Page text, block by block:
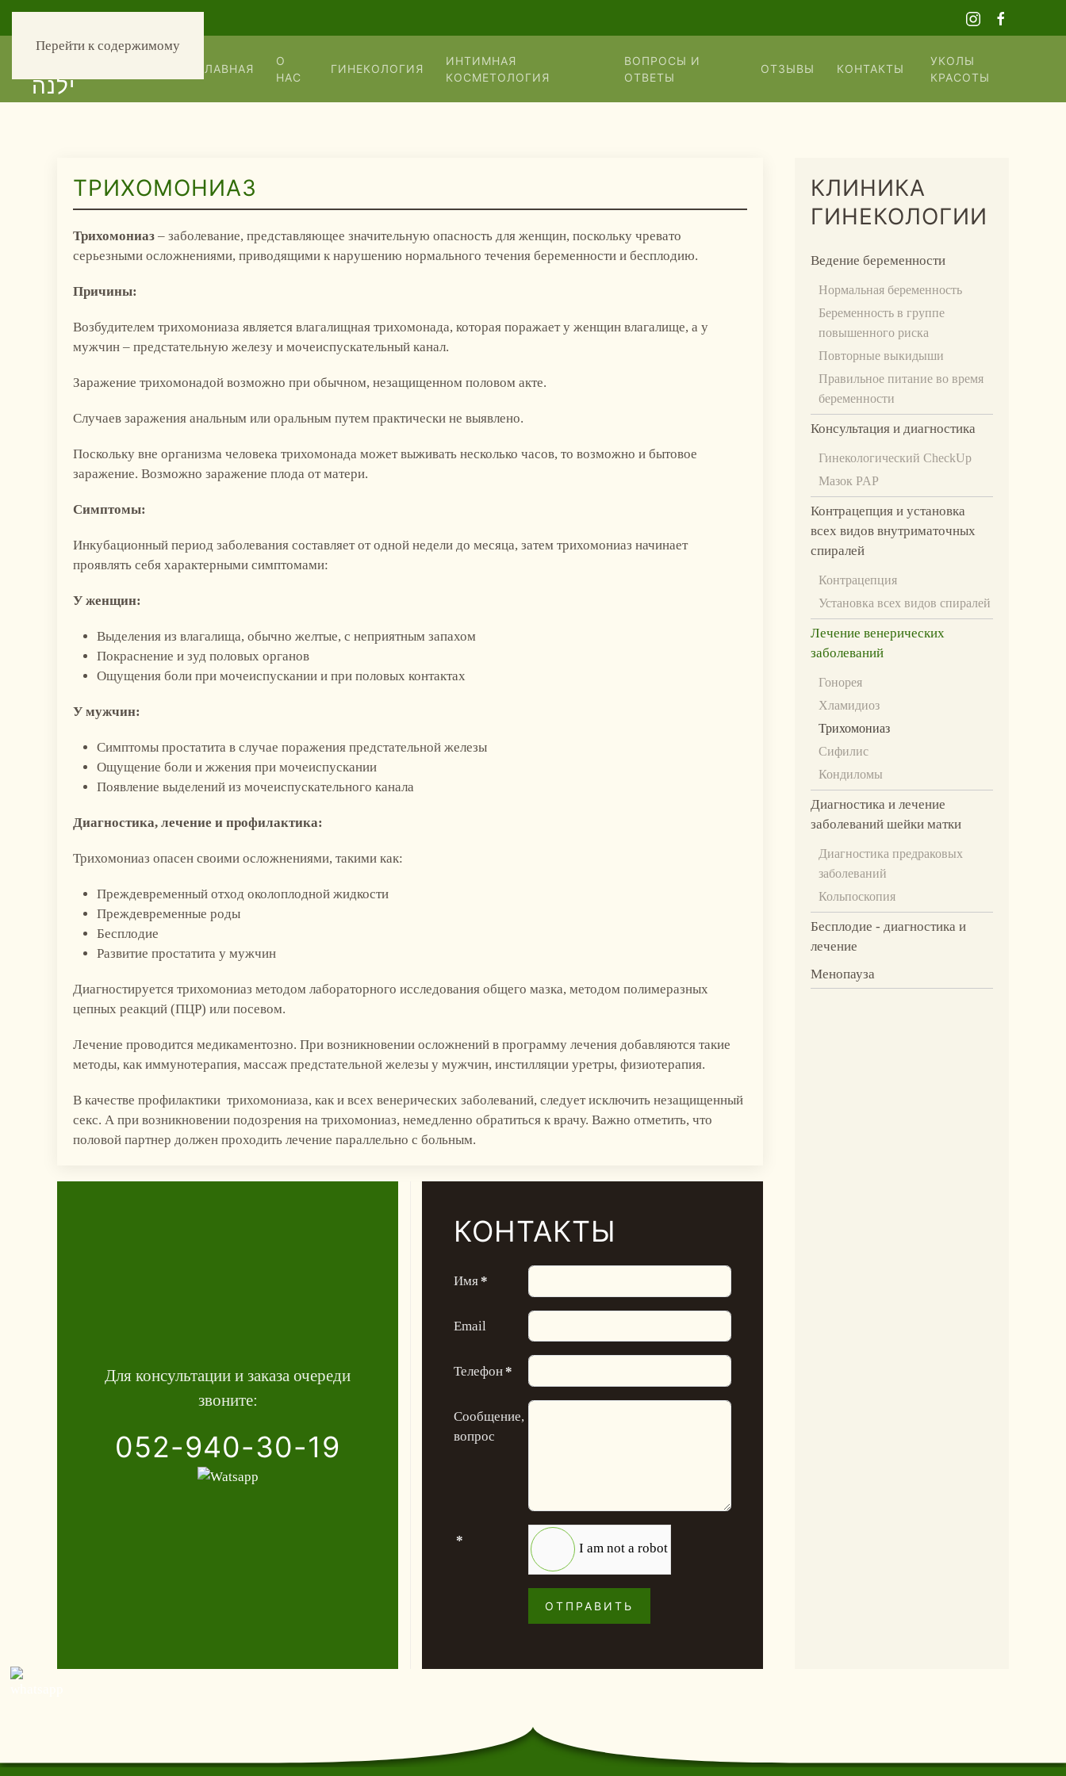
Перейти к содержимому
ГЛАВНАЯ
О
НАС
ГИНЕКОЛОГИЯ
ИНТИМНАЯ
КОСМЕТОЛОГИЯ
ВОПРОСЫ И
ОТВЕТЫ
ОТЗЫВЫ КОНТАКТЫ
УКОЛЫ
КРАСОТЫ
ТРИХОМОНИАЗ
Трихомониаз – заболевание, представляющее значительную опасность для женщин, поскольку чревато
серьезными осложнениями, приводящими к нарушению нормального течения беременности и бесплодию.
Причины:
Возбудителем трихомониаза является влагалищная трихомонада, которая поражает у женщин влагалище, а у
мужчин – предстательную железу и мочеиспускательный канал.
Заражение трихомонадой возможно при обычном, незащищенном половом акте.
Случаев заражения анальным или оральным путем практически не выявлено.
Поскольку вне организма человека трихомонада может выживать несколько часов, то возможно и бытовое
заражение. Возможно заражение плода от матери.
Симптомы:
Инкубационный период заболевания составляет от одной недели до месяца, затем трихомониаз начинает
проявлять себя характерными симптомами:
У женщин:
Выделения из влагалища, обычно желтые, с неприятным запахом
Покраснение и зуд половых органов
Ощущения боли при мочеиспускании и при половых контактах
У мужчин:
Симптомы простатита в случае поражения предстательной железы
Ощущение боли и жжения при мочеиспускании
Появление выделений из мочеиспускательного канала
Диагностика, лечение и профилактика:
Трихомониаз опасен своими осложнениями, такими как:
Преждевременный отход околоплодной жидкости
Преждевременные роды
Бесплодие
Развитие простатита у мужчин
Диагностируется трихомониаз методом лабораторного исследования общего мазка, методом полимеразных
цепных реакций (ПЦР) или посевом.
Лечение проводится медикаментозно. При возникновении осложнений в программу лечения добавляются такие
методы, как иммунотерапия, массаж предстательной железы у мужчин, инстилляции уретры, физиотерапия.
В качестве профилактики трихомониаза, как и всех венерических заболеваний, следует исключить незащищенный
секс. А при возникновении подозрения на трихомониаз, немедленно обратиться к врачу. Важно отметить, что
половой партнер должен проходить лечение параллельно с больным.
Для консультации и заказа очереди
звоните:
052-940-30-19
КОНТАКТЫ
Имя*
Email
Телефон*
Сообщение,
вопрос
*
I am not a robot
ОТПРАВИТЬ
КЛИНИКА
ГИНЕКОЛОГИИ
Ведение беременности
Нормальная беременность
Беременность в группе
повышенного риска
Повторные выкидыши
Правильное питание во время
беременности
Консультация и диагностика
Гинекологический CheckUp
Мазок PAP
Контрацепция и установка
всех видов внутриматочных
спиралей
Контрацепция
Установка всех видов спиралей
Лечение венерических
заболеваний
Гонорея
Хламидиоз
Трихомониаз
Сифилис
Кондиломы
Диагностика и лечение
заболеваний шейки матки
Диагностика предраковых
заболеваний
Кольпоскопия
Бесплодие - диагностика и
лечение
Менопауза